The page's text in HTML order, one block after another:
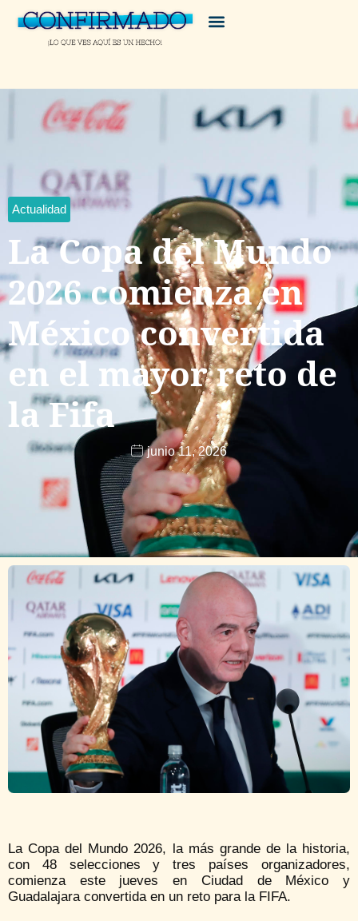
Actualidad
La Copa del Mundo
2026 comienza en
México convertida
en el mayor reto de
la Fifa
junio 11, 2026
La Copa del Mundo 2026, la más grande de la historia,
con 48 selecciones y tres países organizadores,
comienza este jueves en Ciudad de México y
Guadalajara convertida en un reto para la FIFA.